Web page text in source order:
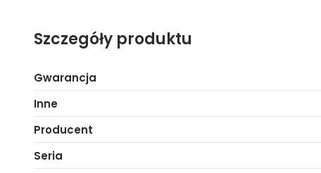
Szczegóły produktu
Gwarancja
Inne
Producent
Seria